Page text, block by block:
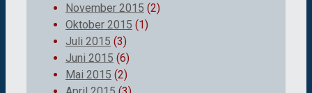
November 2015 (2)
Oktober 2015 (1)
Juli 2015 (3)
Juni 2015 (6)
Mai 2015 (2)